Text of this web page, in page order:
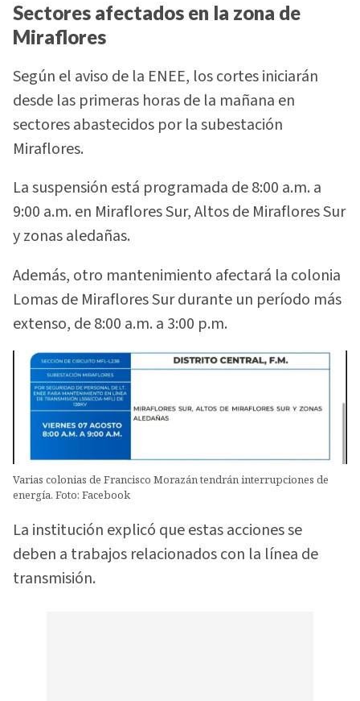
Sectores afectados en la zona de
Miraflores
Según el aviso de la ENEE, los cortes iniciarán
desde las primeras horas de la mañana en
sectores abastecidos por la subestación
Miraflores.
La suspensión está programada de 8:00 a.m. a
9:00 a.m. en Miraflores Sur, Altos de Miraflores Sur
y zonas aledañas.
Además, otro mantenimiento afectará la colonia
Lomas de Miraflores Sur durante un período más
extenso, de 8:00 a.m. a 3:00 p.m.
Varias colonias de Francisco Morazán tendrán interrupciones de
energía. Foto: Facebook
La institución explicó que estas acciones se
deben a trabajos relacionados con la línea de
transmisión.